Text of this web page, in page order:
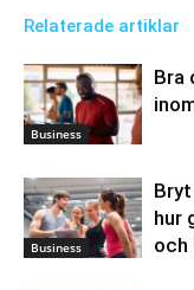
Relaterade artiklar
Business
Bra
Business
hur
och